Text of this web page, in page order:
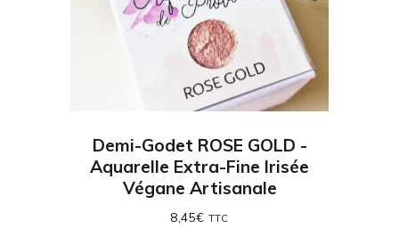
Demi-Godet ROSE GOLD -
Aquarelle Extra-Fine Irisée
Végane Artisanale
8,45€ TTC